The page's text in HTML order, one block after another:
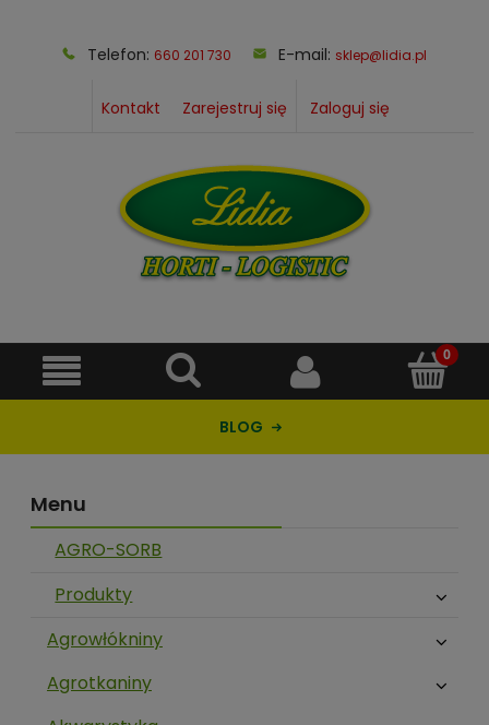
Telefon: 660 201 730 E-mail: sklep@lidia.pl
Kontakt Zarejestruj się Zaloguj się
BLOG
Menu
AGRO-SORB
Produkty
Agrowłókniny
Agrotkaniny